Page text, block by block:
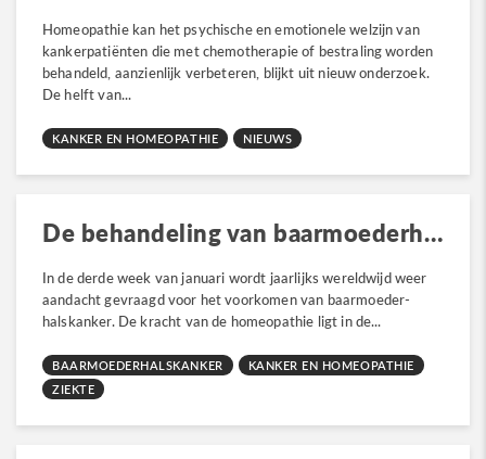
Homeopathie kan het psychische en emotionele welzijn van
kankerpatiënten die met chemotherapie of bestraling worden
behandeld, aanzienlijk verbeteren, blijkt uit nieuw onderzoek.
De helft van...
KANKER EN HOMEOPATHIE NIEUWS
De behandeling van baarmoederhalskanker
In de derde week van januari wordt jaarlijks wereldwijd weer
aandacht gevraagd voor het voorkomen van baarmoeder-
halskanker. De kracht van de homeopathie ligt in de...
BAARMOEDERHALSKANKER
KANKER EN HOMEOPATHIE
ZIEKTE